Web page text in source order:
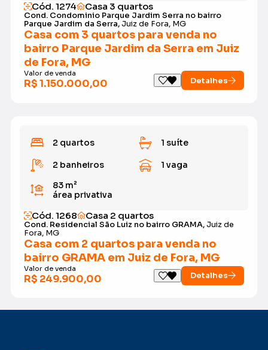
Cód. 1274 Casa 3 quartos
Cond. Condominio Parque Jardim Serra no bairro
Parque Jardim da Serra,Juiz de Fora, MG
Casa com 3 quartos para venda no
bairro Parque Jardim da Serra em Juiz
de Fora, MG
Valor de venda
R$ 1.150.000,00 Detalhes
2 quartos 1 suíte
2 banheiros
1 vaga
83 m²
área privativa
Cód. 1268 Casa 2 quartos
Cond. Residencial São Luiz no bairro GRAMA,Juiz de
Fora, MG
Casa com 2 quartos para venda no
bairro GRAMA em Juiz de Fora, MG
Valor de venda
R$ 249.900,00 Detalhes